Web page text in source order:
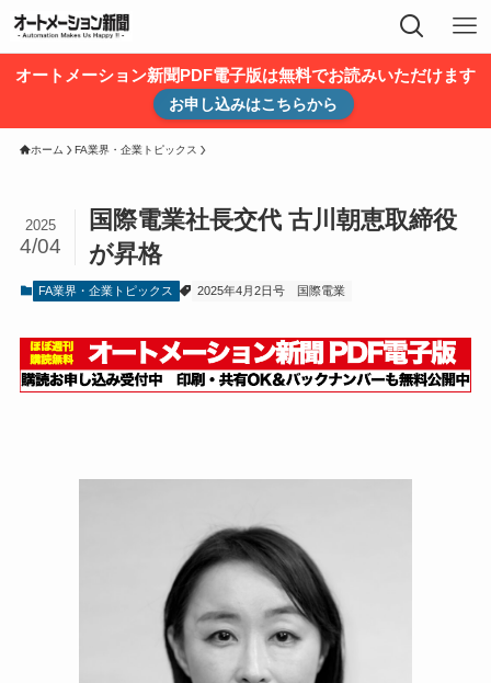
オートメーション新聞PDF電子版は無料でお読みいただけます
お申し込みはこちらから
ホーム FA業界・企業トピックス
国際電業社長交代 古川朝恵取締役
が昇格
2025
4/04
FA業界・企業トピックス 2025年4月2日号 国際電業